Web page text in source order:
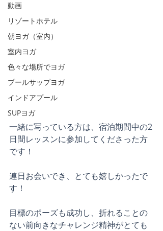
動画
リゾートホテル
朝ヨガ（室内）
室内ヨガ
色々な場所でヨガ
プールサップヨガ
インドアプール
SUPヨガ
一緒に写っている方は、宿泊期間中の2
日間レッスンに参加してくださった方
です！
連日お会いでき、とても嬉しかったで
す！
目標のポーズも成功し、折れることの
ない前向きなチャレンジ精神がとても